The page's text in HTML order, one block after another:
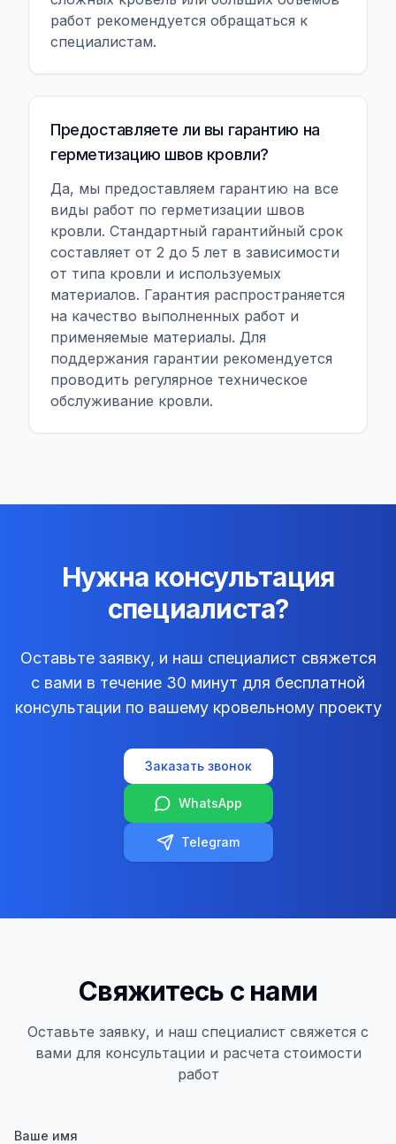
работ рекомендуется обращаться к
специалистам.
Предоставляете ли вы гарантию на
герметизацию швов кровли?
Да, мы предоставляем гарантию на все
виды работ по герметизации швов
кровли. Стандартный гарантийный срок
составляет от 2 до 5 лет в зависимости
от типа кровли и используемых
материалов. Гарантия распространяется
на качество выполненных работ и
применяемые материалы. Для
поддержания гарантии рекомендуется
проводить регулярное техническое
обслуживание кровли.
Нужна консультация
специалиста?
Оставьте заявку, и наш специалист свяжется
с вами в течение 30 минут для бесплатной
консультации по вашему кровельному проекту
Заказать звонок
WhatsApp
Telegram
Свяжитесь с нами
Оставьте заявку, и наш специалист свяжется с
вами для консультации и расчета стоимости
работ
Ваше имя